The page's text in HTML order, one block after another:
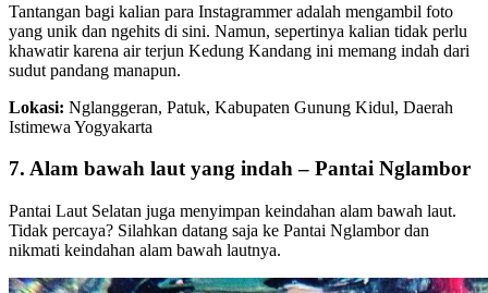
Tantangan bagi kalian para Instagrammer adalah mengambil foto
yang unik dan ngehits di sini. Namun, sepertinya kalian tidak perlu
khawatir karena air terjun Kedung Kandang ini memang indah dari
sudut pandang manapun.
Lokasi: Nglanggeran, Patuk, Kabupaten Gunung Kidul, Daerah
Istimewa Yogyakarta
7. Alam bawah laut yang indah – Pantai Nglambor
Pantai Laut Selatan juga menyimpan keindahan alam bawah laut.
Tidak percaya? Silahkan datang saja ke Pantai Nglambor dan
nikmati keindahan alam bawah lautnya.